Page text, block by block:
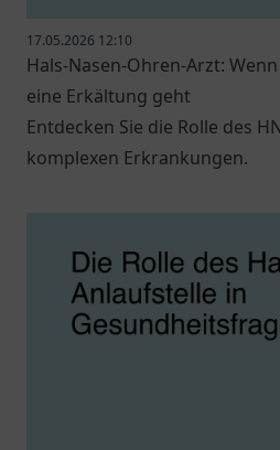
17.05.2026 12:10
Hals-Nasen-Ohren-Arzt:
eine Erkältung geht
Entdecken Sie die Rolle des
komplexen Erkrankungen.